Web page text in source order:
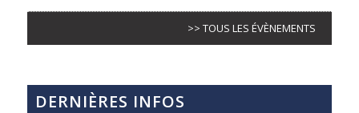
>> TOUS LES ÉVÈNEMENTS
DERNIÈRES INFOS